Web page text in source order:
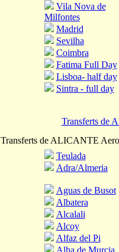
Vila Nova de
Milfontes
Madrid
Sevilha
Coimbra
Fatima Full Day
Lisboa- half day
Sintra - full day
Transferts de
Transferts de ALICANTE
Teulada
Adra/Almeria
Aguas de Busot
Albatera
Alcalali
Alcoy
Alfaz del Pi
Alha de Murcia